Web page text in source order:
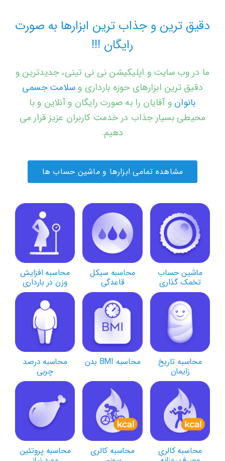
دقیق ترین و جذاب ترین ابزارها به صورت
رایگان !!!
ما در وب سایت و اپلیکیشن نی نی تینی، جدیدترین و
دقیق ترین ابزارهای حوزه بارداری وسلامت جسمی
بانوان و آقایان را به صورت رایگان و آنلاین و با
محیطی بسیار جذاب در خدمت کاربران عزیز قرار می
دهیم.
مشاهده تمامی ابزارها و ماشین حساب ها
ماشین حساب
تخمک گذاری
محاسبه سیکل
قاعدگی
محاسبه افزایش
وزن در بارداری
محاسبه تاریخ
زایمان
محاسبه BMI بدن محاسبه درصد
چربی
محاسبه کالری محاسبه کالری محاسبه پروتئین